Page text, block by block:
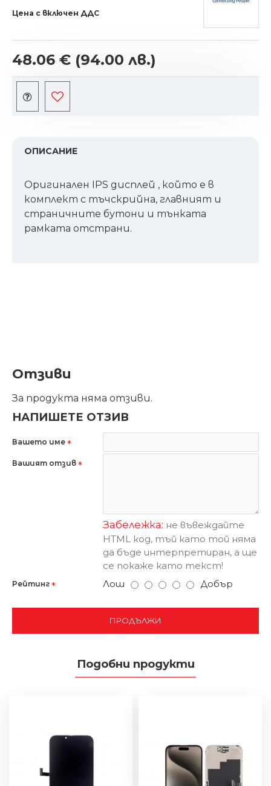
48.06 € (94.00 лв.)
Цена с включен ДДС
ОПИСАНИЕ
Оригинален IPS дисплей , който е в
комплект с тъчскрийна, главният и
страничните бутони и тънката
рамката отстрани.
Отзиви
За продукта няма отзиви.
НАПИШЕТЕ ОТЗИВ
Вашето име
Вашият отзив
Забележка: не въвеждайте
HTML код, тъй като той няма
да бъде интерпретиран, а ще
се покаже като текст!
Рейтинг Лош Добър
ПРОДЪЛЖИ
Подобни продукти